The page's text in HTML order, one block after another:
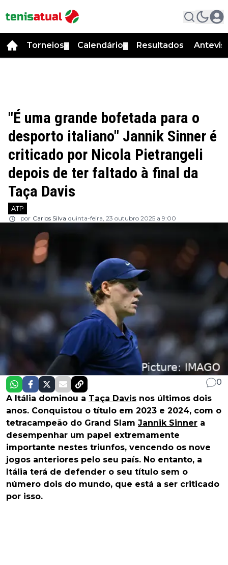
Torneios Calendário Resultados
"É uma grande bofetada para o
desporto italiano" Jannik Sinner é
criticado por Nicola Pietrangeli
depois de ter faltado à final da
Taça Davis
ATP
por Carlos Silva quinta-feira, 23 outubro 2025 a 9:00
0
A Itália dominou a Taça Davis nos últimos dois
anos. Conquistou o título em 2023 e 2024, com o
tetracampeão do Grand Slam Jannik Sinner a
desempenhar um papel extremamente
importante nestes triunfos, vencendo os nove
jogos anteriores pelo seu país. No entanto, a
Itália terá de defender o seu título sem o
número dois do mundo, que está a ser criticado
por isso.